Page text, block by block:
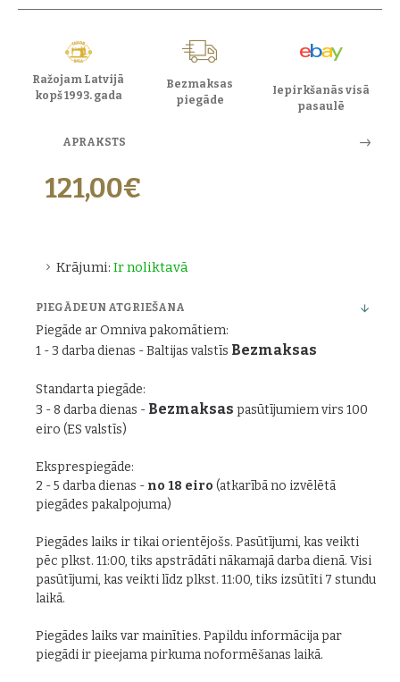
Ražojam Latvijā
kopš 1993. gada
Bezmaksas
piegāde
Iepirkšanās visā
pasaulē
APRAKSTS
Krājumi: Ir noliktavā
121,00€
PIEGĀDE UN ATGRIEŠANA
Piegāde ar Omniva pakomātiem:
1 - 3 darba dienas - Baltijas valstīs Bezmaksas
Standarta piegāde:
3 - 8 darba dienas - Bezmaksas pasūtījumiem virs 100
eiro (ES valstīs)
Eksprespiegāde:
2 - 5 darba dienas - no 18 eiro (atkarībā no izvēlētā
piegādes pakalpojuma)
Piegādes laiks ir tikai orientējošs. Pasūtījumi, kas veikti
pēc plkst. 11:00, tiks apstrādāti nākamajā darba dienā. Visi
pasūtījumi, kas veikti līdz plkst. 11:00, tiks izsūtīti 7 stundu
laikā.
Piegādes laiks var mainīties. Papildu informācija par
piegādi ir pieejama pirkuma noformēšanas laikā.